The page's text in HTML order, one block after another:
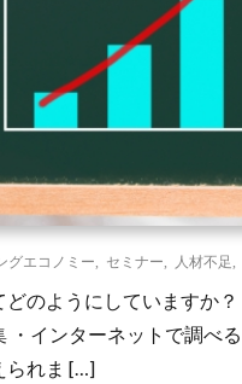
グエコノミー セミナー 人材不足
のようにしていますか
・インターネットで調べ
られま […]